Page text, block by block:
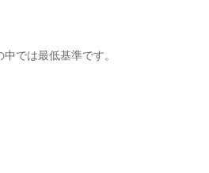
では最低基準です。